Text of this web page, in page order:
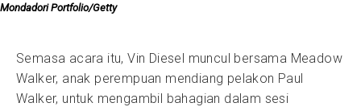
Mondadori Portfolio/Getty
Semasa acara itu, Vin Diesel muncul bersama Meadow
Walker, anak perempuan mendiang pelakon Paul
Walker, untuk mengambil bahagian dalam sesi